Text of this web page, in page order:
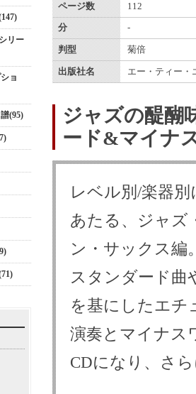
リー
ョ
(95)
ページ数 112
分 -
判型 菊倍
出版社名 エー・ティー・
ジャズの醍醐
ード&マイナ
レベル別/楽器
あたる、ジャズ
ン・サックス編
スタンダード曲
を基にしたエチ
演奏とマイナス
CDになり、さ